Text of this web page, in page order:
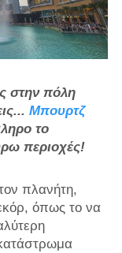
στην πόλη
Μπουρτζ
το
περιοχές!
πλανήτη,
όπως το να